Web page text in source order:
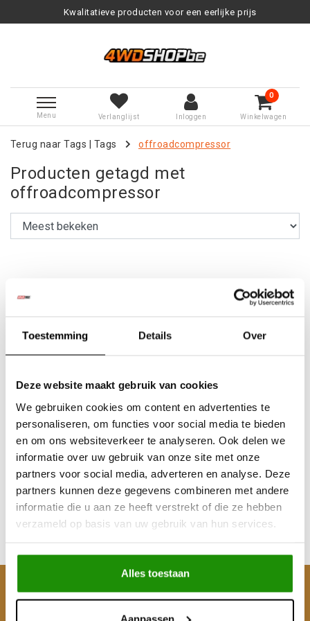
Toestemming Details Over
Deze website maakt gebruik van cookies
We gebruiken cookies om content en advertenties te
personaliseren, om functies voor social media te bieden
en om ons websiteverkeer te analyseren. Ook delen we
informatie over uw gebruik van onze site met onze
partners voor social media, adverteren en analyse. Deze
partners kunnen deze gegevens combineren met andere
informatie die u aan ze heeft verstrekt of die ze hebben
verzameld op basis van uw gebruik van hun services.
Alles toestaan
Aanpassen
Kwalitatieve producten voor een eerlijke prijs
Menu Verlanglijst Inloggen
0
Winkelwagen
Terug naar Tags Tags offroadcompressor
Producten getagd met
offroadcompressor
72 Liter Compressor
€90,08
Excl. btw
€109,00
Klantenservice